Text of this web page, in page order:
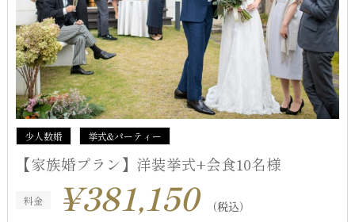
少人数婚 挙式&パーティー
【家族婚プラン】洋装挙式+会食10名様
料金 ¥381,150 （税込）